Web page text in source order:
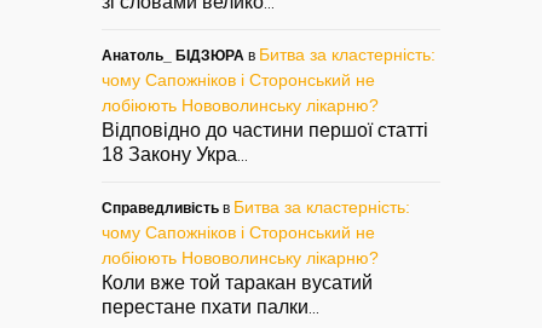
...
Анатоль_ БІДЗЮРА в Битва за кластерність:
чому Сапожніков і Сторонський не
лобіюють Нововолинську лікарню?
Відповідно до частини першої статті
18 Закону Укра...
Справедливість в Битва за кластерність:
чому Сапожніков і Сторонський не
лобіюють Нововолинську лікарню?
Коли вже той таракан вусатий
перестане пхати палки...